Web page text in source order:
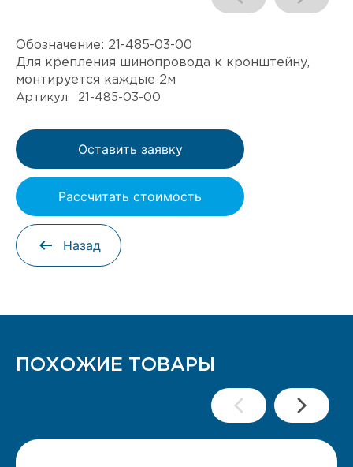
Обозначение: 21-485-03-00
Для крепления шинопровода к кронштейну,
монтируется каждые 2м
Артикул: 21-485-03-00
Оставить заявку
Рассчитать стоимость
Назад
ПОХОЖИЕ ТОВАРЫ